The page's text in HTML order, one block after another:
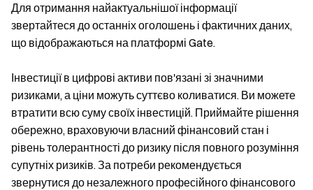
Для отримання найактуальнішої інформації
звертайтеся до останніх оголошень і фактичних даних,
що відображаються на платформі Gate.
Інвестиції в цифрові активи пов'язані зі значними
ризиками, а ціни можуть суттєво коливатися. Ви можете
втратити всю суму своїх інвестицій. Приймайте рішення
обережно, враховуючи власний фінансовий стан і
рівень толерантності до ризику після повного розуміння
супутніх ризиків. За потреби рекомендується
звернутися до незалежного професійного фінансового